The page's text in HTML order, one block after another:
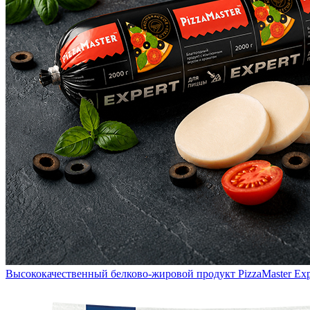
Высококачественный белково-жировой продукт PizzaMaster